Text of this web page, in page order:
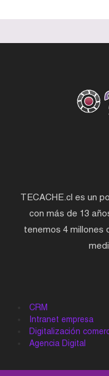
TECACHE.cl es un
con más de 13
tenemos 4 millones
CRM
Intranet empresa
Digitalización
Agencia Digital